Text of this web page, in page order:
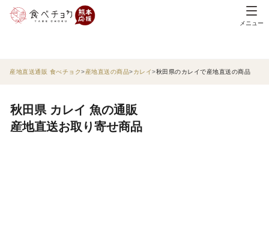
メニュー
産地直送通販 食べチョク 産地直送の商品 カレイ 秋田県のカレイで産地直送の商品
秋田県 カレイ 魚の通販
産地直送お取り寄せ商品